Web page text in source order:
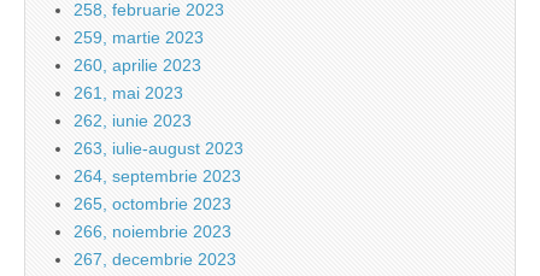
258, februarie 2023
259, martie 2023
260, aprilie 2023
261, mai 2023
262, iunie 2023
263, iulie-august 2023
264, septembrie 2023
265, octombrie 2023
266, noiembrie 2023
267, decembrie 2023